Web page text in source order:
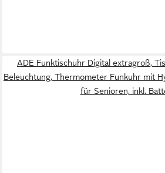
ADE Funktischuhr Digital extragroß,
Beleuchtung, Thermometer Funkuhr mit
für Senioren, inkl.